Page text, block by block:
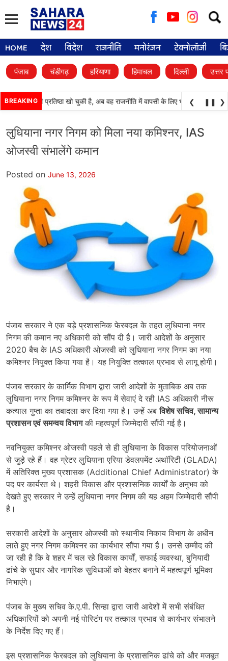
for:
HOME देश विदेश राजनीति मनोरंजन टेक्नोलॉजी
पंजाब चंडीगढ़ हरियाणा हिमाचल दिल्ली उत्तर
BREAKING
दल) अपनी प्रतिष्ठा खो चुकी है, अब वह राजनीति में वापसी के लिए भाजपा से
❮ ❚❚ ❯
लुधियाना नगर निगम को मिला नया कमिश्नर, IAS
ओजस्वी संभालेंगे कमान
Posted on June 13, 2026
पंजाब सरकार ने एक बड़े प्रशासनिक फेरबदल के तहत लुधियाना नगर
निगम की कमान नए अधिकारी को सौंप दी है। जारी आदेशों के अनुसार
2020 बैच के IAS अधिकारी ओजस्वी को लुधियाना नगर निगम का नया
कमिश्नर नियुक्त किया गया है। यह नियुक्ति तत्काल प्रभाव से लागू होगी।
पंजाब सरकार के कार्मिक विभाग द्वारा जारी आदेशों के मुताबिक अब तक
लुधियाना नगर निगम कमिश्नर के रूप में सेवाएं दे रही IAS अधिकारी नीरू
कत्याल गुप्ता का तबादला कर दिया गया है। उन्हें अबविशेष सचिव, सामान्य
प्रशासन एवं समन्वय विभागकी महत्वपूर्ण जिम्मेदारी सौंपी गई है।
नवनियुक्त कमिश्नर ओजस्वी पहले से ही लुधियाना के विकास परियोजनाओं
से जुड़े रहे हैं। वह ग्रेटर लुधियाना एरिया डेवलपमेंट अथॉरिटी (GLADA)
में अतिरिक्त मुख्य प्रशासक (Additional Chief Administrator) के
पद पर कार्यरत थे। शहरी विकास और प्रशासनिक कार्यों के अनुभव को
देखते हुए सरकार ने उन्हें लुधियाना नगर निगम की यह अहम जिम्मेदारी सौंपी
है।
सरकारी आदेशों के अनुसार ओजस्वी को स्थानीय निकाय विभाग के अधीन
लाते हुए नगर निगम कमिश्नर का कार्यभार सौंपा गया है। उनसे उम्मीद की
जा रही है कि वे शहर में चल रहे विकास कार्यों, सफाई व्यवस्था, बुनियादी
ढांचे के सुधार और नागरिक सुविधाओं को बेहतर बनाने में महत्वपूर्ण भूमिका
निभाएंगे।
पंजाब के मुख्य सचिव के.ए.पी. सिन्हा द्वारा जारी आदेशों में सभी संबंधित
अधिकारियों को अपनी नई पोस्टिंग पर तत्काल प्रभाव से कार्यभार संभालने
के निर्देश दिए गए हैं।
इस प्रशासनिक फेरबदल को लुधियाना के प्रशासनिक ढांचे को और मजबूत